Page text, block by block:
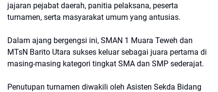
jajaran pejabat daerah, panitia pelaksana, peserta
turnamen, serta masyarakat umum yang antusias.
Dalam ajang bergengsi ini, SMAN 1 Muara Teweh dan
MTsN Barito Utara sukses keluar sebagai juara pertama di
masing-masing kategori tingkat SMA dan SMP sederajat.
Penutupan turnamen diwakili oleh Asisten Sekda Bidang